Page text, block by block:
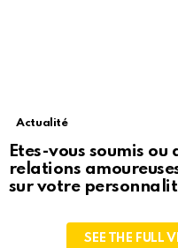
Actualité
Etes-vous soumis
relations
sur votre
SEE THE FULL